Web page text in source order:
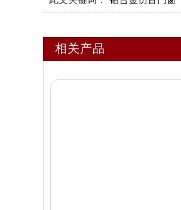
相关产品